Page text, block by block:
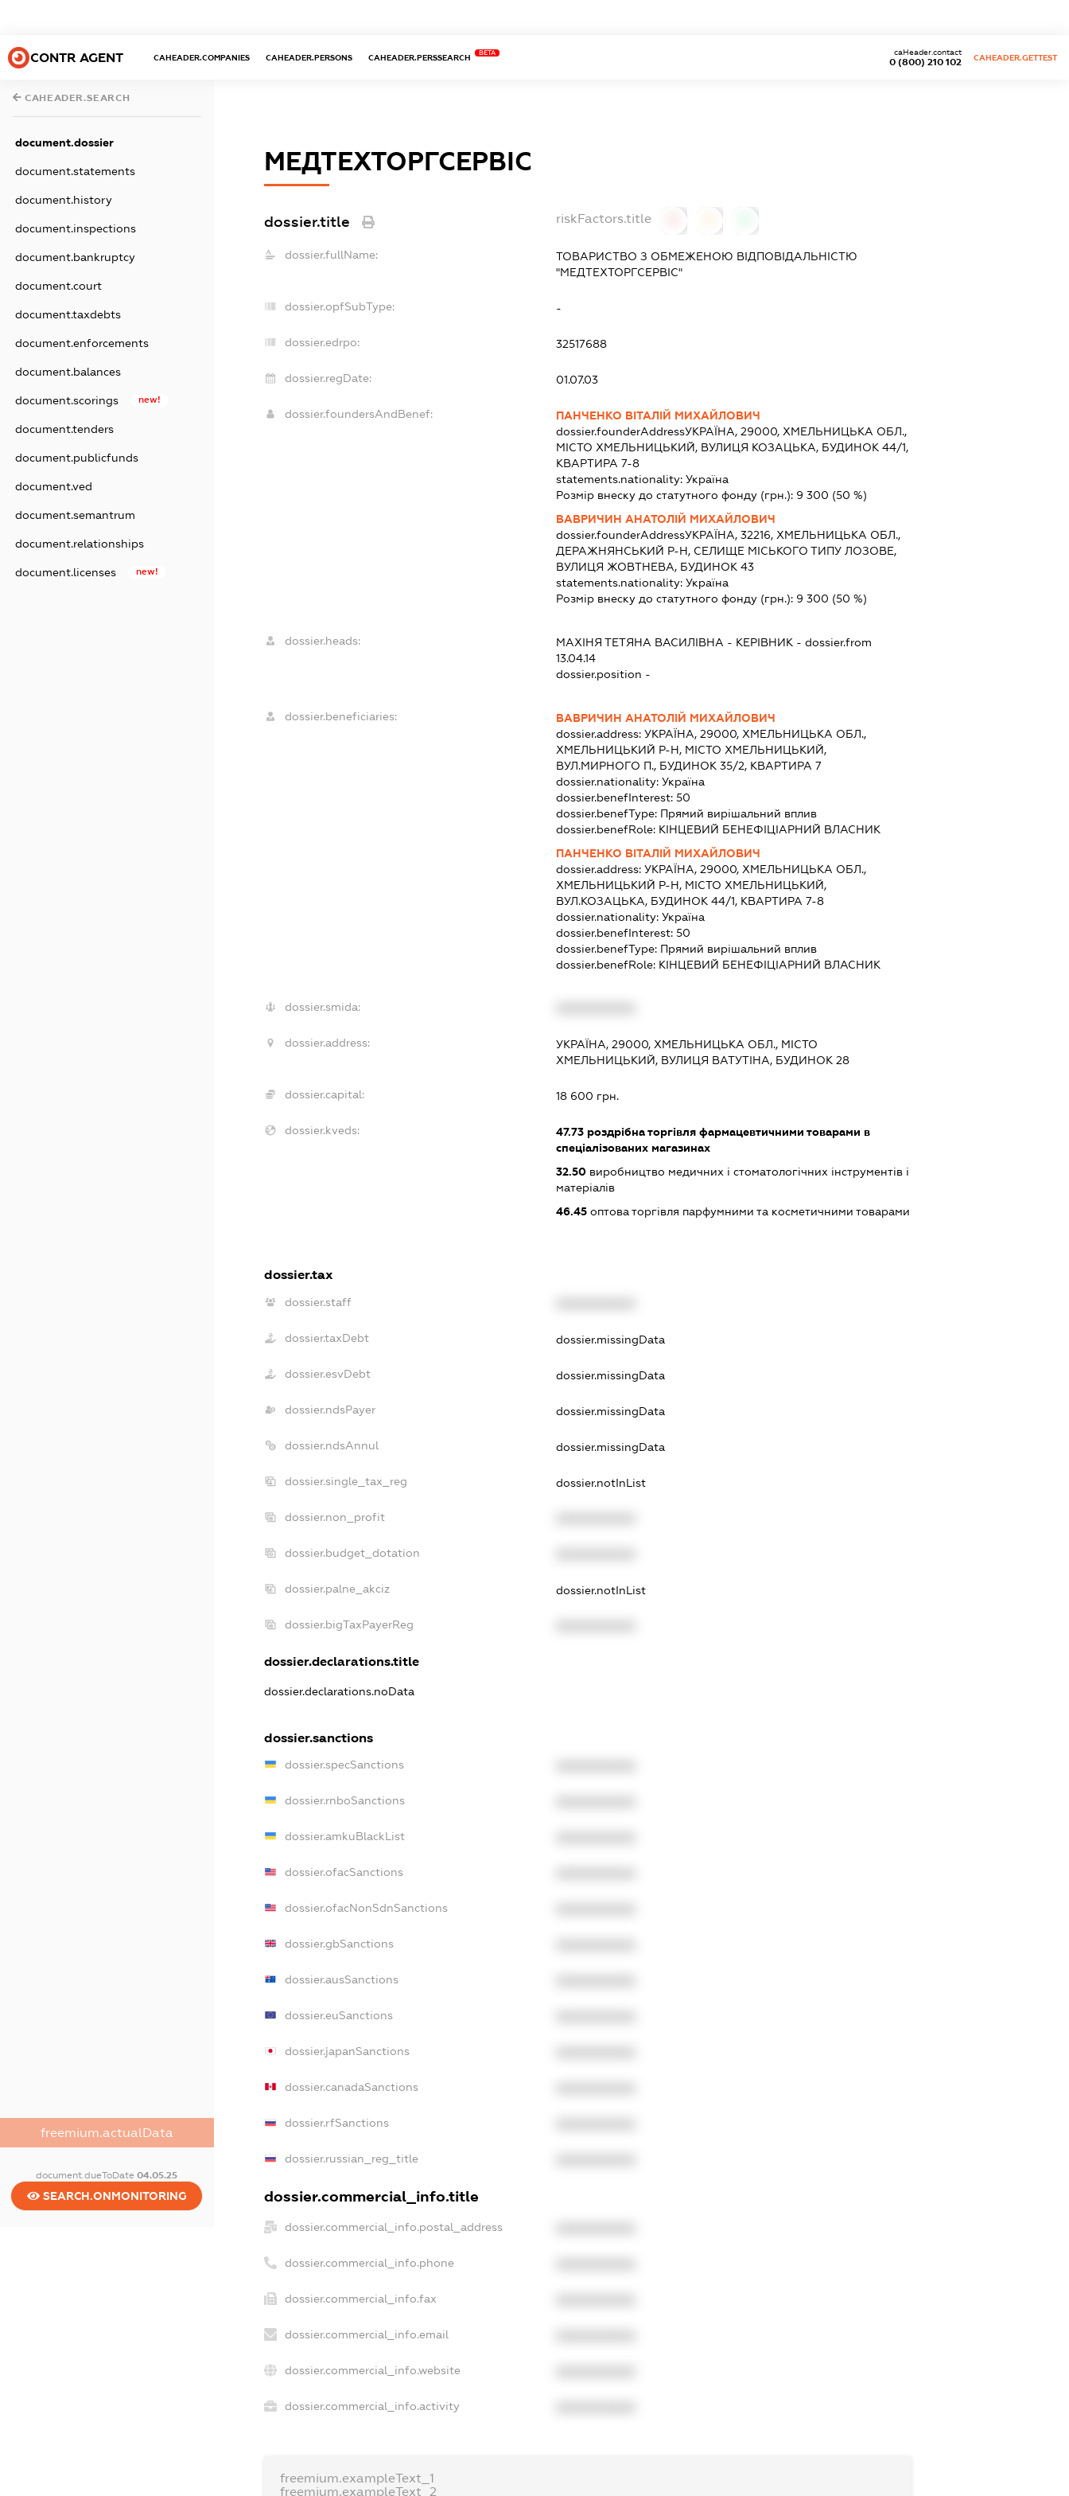
CONTR AGENT CAHEADER.COMPANIES CAHEADER.PERSONS CAHEADER.PERSSEARCH
BETA
0 (800) 210 102
caHeader.contact
CAHEADER.GETTEST
CAHEADER.SEARCH
document.dossier
document.statements
document.history
document.inspections
document.bankruptcy
document.court
document.taxdebts
document.enforcements
document.balances
document.scorings new!
document.tenders
document.publicfunds
document.ved
document.semantrum
document.relationships
document.licenses new!
freemium.actualData
document.dueToDate04.05.25
SEARCH.ONMONITORING
МЕДТЕХТОРГСЕРВІС
dossier.title riskFactors.title
dossier.fullName:
ТОВАРИСТВО З ОБМЕЖЕНОЮ ВІДПОВІДАЛЬНІСТЮ
"МЕДТЕХТОРГСЕРВІС"
dossier.opfSubType: -
dossier.edrpo: 32517688
dossier.regDate: 01.07.03
dossier.foundersAndBenef:
ПАНЧЕНКО ВІТАЛІЙ МИХАЙЛОВИЧ
dossier.founderAddressУКРАЇНА, 29000, ХМЕЛЬНИЦЬКА ОБЛ.,
МІСТО ХМЕЛЬНИЦЬКИЙ, ВУЛИЦЯ КОЗАЦЬКА, БУДИНОК 44/1,
КВАРТИРА 7-8
statements.nationality: Україна
Розмір внеску до статутного фонду (грн.): 9 300 (50 %)
ВАВРИЧИН АНАТОЛІЙ МИХАЙЛОВИЧ
dossier.founderAddressУКРАЇНА, 32216, ХМЕЛЬНИЦЬКА ОБЛ.,
ДЕРАЖНЯНСЬКИЙ Р-Н, СЕЛИЩЕ МІСЬКОГО ТИПУ ЛОЗОВЕ,
ВУЛИЦЯ ЖОВТНЕВА, БУДИНОК 43
statements.nationality: Україна
Розмір внеску до статутного фонду (грн.): 9 300 (50 %)
dossier.heads: МАХІНЯ ТЕТЯНА ВАСИЛІВНА - КЕРІВНИК- dossier.from
13.04.14
dossier.position -
dossier.beneficiaries:
ВАВРИЧИН АНАТОЛІЙ МИХАЙЛОВИЧ
dossier.address: УКРАЇНА, 29000, ХМЕЛЬНИЦЬКА ОБЛ.,
ХМЕЛЬНИЦЬКИЙ Р-Н, МІСТО ХМЕЛЬНИЦЬКИЙ,
ВУЛ.МИРНОГО П., БУДИНОК 35/2, КВАРТИРА 7
dossier.nationality: Україна
dossier.benefInterest: 50
dossier.benefType: Прямий вирішальний вплив
dossier.benefRole: КІНЦЕВИЙ БЕНЕФІЦІАРНИЙ ВЛАСНИК
ПАНЧЕНКО ВІТАЛІЙ МИХАЙЛОВИЧ
dossier.address: УКРАЇНА, 29000, ХМЕЛЬНИЦЬКА ОБЛ.,
ХМЕЛЬНИЦЬКИЙ Р-Н, МІСТО ХМЕЛЬНИЦЬКИЙ,
ВУЛ.КОЗАЦЬКА, БУДИНОК 44/1, КВАРТИРА 7-8
dossier.nationality: Україна
dossier.benefInterest: 50
dossier.benefType: Прямий вирішальний вплив
dossier.benefRole: КІНЦЕВИЙ БЕНЕФІЦІАРНИЙ ВЛАСНИК
dossier.smida:
dossier.address:
УКРАЇНА, 29000, ХМЕЛЬНИЦЬКА ОБЛ., МІСТО
ХМЕЛЬНИЦЬКИЙ, ВУЛИЦЯ ВАТУТІНА, БУДИНОК 28
dossier.capital: 18 600 грн.
dossier.kveds: 47.73роздрібна торгівля фармацевтичними товарами в
спеціалізованих магазинах
32.50виробництво медичних і стоматологічних інструментів і
матеріалів
46.45оптова торгівля парфумними та косметичними товарами
dossier.tax
dossier.staff
dossier.taxDebt dossier.missingData
dossier.esvDebt dossier.missingData
dossier.ndsPayer dossier.missingData
dossier.ndsAnnul dossier.missingData
dossier.single_tax_reg dossier.notInList
dossier.non_profit
dossier.budget_dotation
dossier.palne_akciz dossier.notInList
dossier.bigTaxPayerReg
dossier.declarations.title
dossier.declarations.noData
dossier.sanctions
dossier.specSanctions
dossier.rnboSanctions
dossier.amkuBlackList
dossier.ofacSanctions
dossier.ofacNonSdnSanctions
dossier.gbSanctions
dossier.ausSanctions
dossier.euSanctions
dossier.japanSanctions
dossier.canadaSanctions
dossier.rfSanctions
dossier.russian_reg_title
dossier.commercial_info.title
dossier.commercial_info.postal_address
dossier.commercial_info.phone
dossier.commercial_info.fax
dossier.commercial_info.email
dossier.commercial_info.website
dossier.commercial_info.activity
freemium.exampleText_1
freemium.exampleText_2